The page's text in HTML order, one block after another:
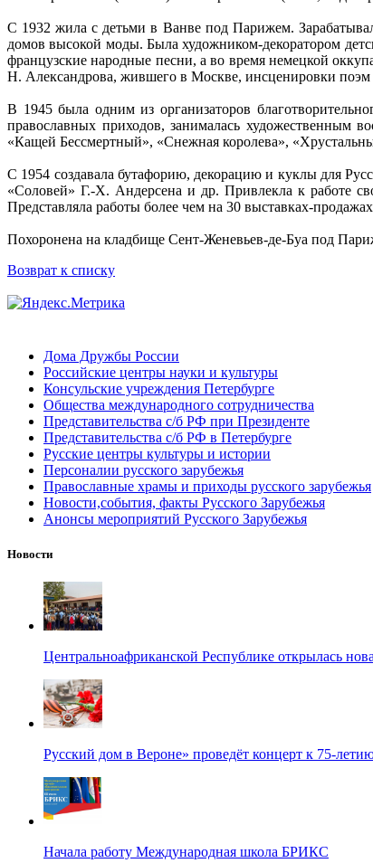
С 1932 жила с детьми в Ванве под Парижем.
домов высокой моды. Была художником-декоратором
французские народные песни, а во время немецкой
Н. Александрова, жившего в Москве, инсценировки
В 1945 была одним из организаторов
православных приходов, занималась художественным
«Кащей Бессмертный», «Снежная королева»,
С 1954 создавала бутафорию, декорацию и куклы для
«Соловей» Г.-Х. Андерсена и др. Привлекла к работе
Представляла работы более чем на 30 выставках-
Похоронена на кладбище Сент-Женевьев-де-Буа под
Возврат к списку
Дома Дружбы России
Российские центры науки и культуры
Консульские учреждения Петербурге
Общества международного сотрудничества
Представительства с/б РФ при Президенте
Представительства с/б РФ в Петербурге
Русские центры культуры и истории
Персоналии русского зарубежья
Православные храмы и приходы русского зарубежья
Новости,события, факты Русского Зарубежья
Анонсы мероприятий Русского Зарубежья
Новости
Центральноафриканской Республике открылась
Русский дом в Вероне» проведёт концерт к 75-
Начала работу Международная школа БРИКС